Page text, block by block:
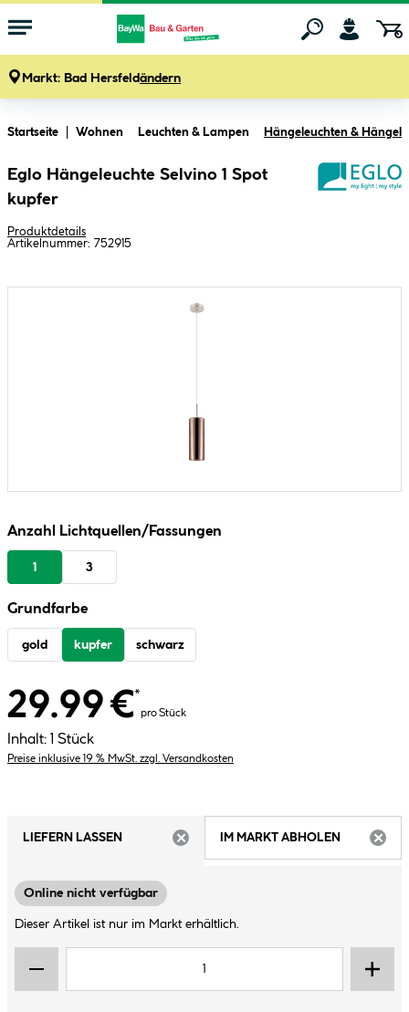
Markt: Bad Hersfeldändern
Startseite Wohnen Leuchten & Lampen Hängeleuchten &
Eglo Hängeleuchte Selvino 1 Spot
kupfer
Produktdetails
Artikelnummer: 752915
Anzahl Lichtquellen/Fassungen
1 3
Grundfarbe
gold kupfer schwarz
29.99 €*
pro Stück
Inhalt: 1 Stück
Preise inklusive 19 % MwSt. zzgl. Versandkosten
LIEFERN LASSEN
IM MARKT ABHOLEN
Online nicht verfügbar
Dieser Artikel ist nur im Markt erhältlich.